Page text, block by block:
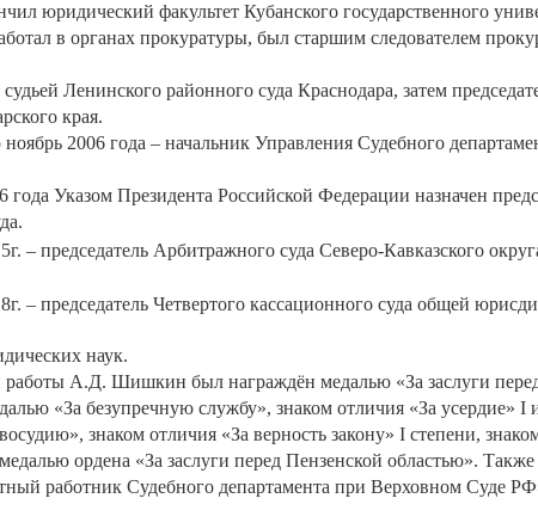
юридический факультет Кубанского государственного
в органах прокуратуры, был старшим следователем
Ленинского районного суда Краснодара, затем
края.
2006 года – начальник Управления Судебного
года Указом Президента Российской Федерации назначен
– председатель Арбитражного суда Северо-Кавказского
– председатель Четвертого кассационного суда общей
наук.
работы А.Д. Шишкин был награждён медалью «За заслуги
«За безупречную службу», знаком отличия «За усердие» I
знаком отличия «За верность закону» I степени,
ордена «За заслуги перед Пензенской областью».
работник Судебного департамента при Верховном Суде